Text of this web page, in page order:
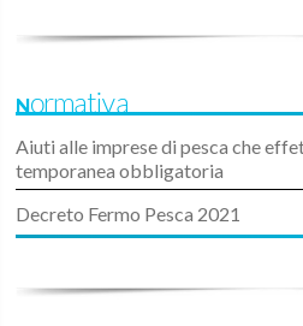
Normativa
Aiuti alle imprese di pesca che
temporanea obbligatoria
Decreto Fermo Pesca 2021